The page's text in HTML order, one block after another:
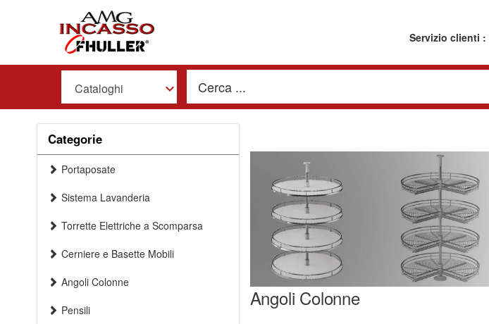
Servizio clienti :
Cataloghi
Angoli Colonne
Categorie
Portaposate
Sistema Lavanderia
Torrette Elettriche a Scomparsa
Cerniere e Basette Mobili
Angoli Colonne
Pensili